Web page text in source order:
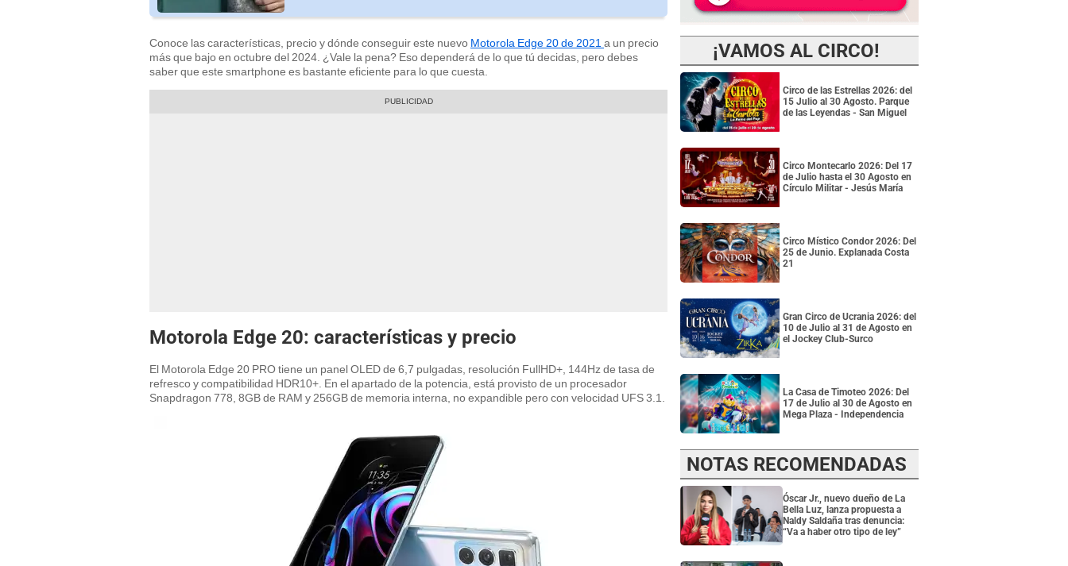
Conoce las características, precio y dónde conseguir este nuevo Motorola Edge 20 de 2021 a un precio
más que bajo en octubre del 2024. ¿Vale la pena? Eso dependerá de lo que tú decidas, pero debes
saber que este smartphone es bastante eficiente para lo que cuesta.
Motorola Edge 20: características y precio
El Motorola Edge 20 PRO tiene un panel OLED de 6,7 pulgadas, resolución FullHD+, 144Hz de tasa de
refresco y compatibilidad HDR10+. En el apartado de la potencia, está provisto de un procesador
Snapdragon 778, 8GB de RAM y 256GB de memoria interna, no expandible pero con velocidad UFS 3.1.
¡VAMOS AL CIRCO!
Circo de las Estrellas 2026: del
15 Julio al 30 Agosto. Parque
de las Leyendas - San Miguel
Circo Montecarlo 2026: Del 17
de Julio hasta el 30 Agosto en
Círculo Militar - Jesús María
Circo Místico Condor 2026: Del
25 de Junio. Explanada Costa
21
Gran Circo de Ucrania 2026: del
10 de Julio al 31 de Agosto en
el Jockey Club-Surco
La Casa de Timoteo 2026: Del
17 de Julio al 30 de Agosto en
Mega Plaza - Independencia
NOTAS RECOMENDADAS
Óscar Jr., nuevo dueño de La
Bella Luz, lanza propuesta a
Naldy Saldaña tras denuncia:
“Va a haber otro tipo de ley”